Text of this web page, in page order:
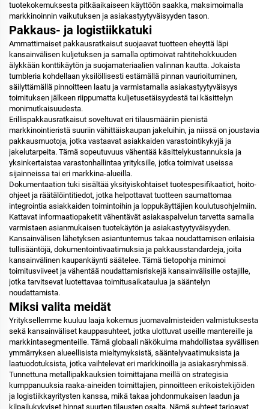
tuotekokemuksesta pitkäaikaiseen käyttöön saakka, maksimoimalla
markkinoinnin vaikutuksen ja asiakastyytyväisyyden tason.
Pakkaus- ja logistiikkatuki
Ammattimaiset pakkausratkaisut suojaavat tuotteen eheyttä läpi
kansainvälisen kuljetuksen ja samalla optimoivat rahtitehokkuuden
älykkään konttikäytön ja suojamateriaalien valinnan kautta. Jokaista
tumbleria kohdellaan yksilöllisesti estämällä pinnan vaurioituminen,
säilyttämällä pinnoitteen laatu ja varmistamalla asiakastyytyväisyys
toimituksen jälkeen riippumatta kuljetusetäisyydestä tai käsittelyn
monimutkaisuudesta.
Erillispakkausratkaisut soveltuvat eri tilausmääriin pienistä
markkinointieristä suuriin vähittäiskaupan jakeluihin, ja niissä on joustavia
pakkausmuotoja, jotka vastaavat asiakkaiden varastointikykyjä ja
jakelutarpeita. Tämä sopeutuvuus vähentää käsittelykustannuksia ja
yksinkertaistaa varastonhallintaa yrityksille, jotka toimivat useissa
sijainneissa tai eri markkina-alueilla.
Dokumentaation tuki sisältää yksityiskohtaiset tuotespesifikaatiot, hoito-
ohjeet ja räätälöintitiedot, jotka helpottavat tuotteen saumattomaa
integrointia asiakkaiden toimintoihin ja loppukäyttäjien koulutusohjelmiin.
Kattavat informaatiopaketit vähentävät asiakaspalvelun tarvetta samalla
varmistaen asianmukaisen tuotekäytön ja asiakastyytyväisyyden.
Kansainvälisen lähetyksen asiantuntemus takaa noudattamisen erilaisia
tullisääntöjä, dokumentointivaatimuksia ja pakkausstandardeja, joita
kansainvälinen kaupankäynti säätelee. Tämä tietopohja minimoi
toimitusviiveet ja vähentää noudattamisriskejä kansainvälisille ostajille,
jotka tarvitsevat luotettavaa toimitusaikataulua ja sääntelyn
noudattamista.
Miksi valita meidät
Yrityksellemme kuuluu laaja kokemus juomavalmisteiden valmistuksesta
sekä kansainväliset kauppasuhteet, jotka ulottuvat useille mantereille ja
markkintasegmenteille. Tämä globaali näkökulma mahdollistaa syvällisen
ymmärryksen alueellisista mieltymyksistä, sääntelyvaatimuksista ja
laatuodotuksista, jotka vaihtelevat eri markkinoilla ja asiakasryhmissä.
Tunnettuna metallipakkauksien toimittajana meillä on strategisia
kumppanuuksia raaka-aineiden toimittajien, pinnoitteen erikoistekijöiden
ja logistiikkayritysten kanssa, mikä takaa johdonmukaisen laadun ja
kilpailukykyiset hinnat suurten tilausten osalta. Nämä suhteet tarjoavat